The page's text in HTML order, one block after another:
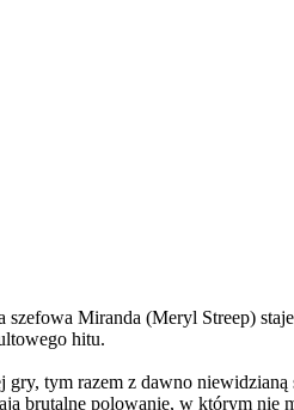
Miranda (Meryl Streep)
hitu.
gry, tym razem z dawno
brutalne polowanie, w którym nie